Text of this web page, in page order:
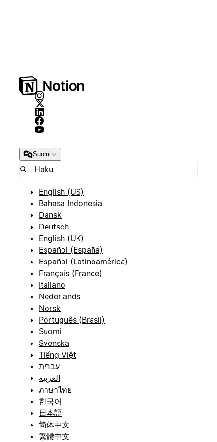
Suomi
English (US)
Bahasa Indonesia
Dansk
Deutsch
English (UK)
Español (España)
Español (Latinoamérica)
Français (France)
Italiano
Nederlands
Norsk
Português (Brasil)
Suomi
Svenska
Tiếng Việt
עברית
العربية
ภาษาไทย
한국어
日本語
简体中文
繁體中文